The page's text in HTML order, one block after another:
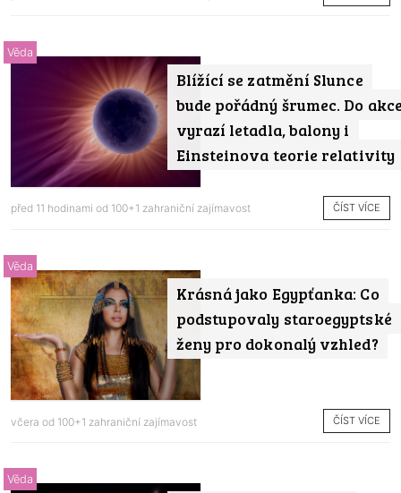
Blížící se zatmění Slunce
bude pořádný šrumec. Do
vyrazí letadla, balony i
Einsteinova teorie relativity
Věda
před 11 hodinami od 100+1 zahraniční zajímavost ČÍST VÍCE
Krásná jako Egypťanka: Co
podstupovaly staroegyptské
ženy pro dokonalý vzhled?
Věda
včera od 100+1 zahraniční zajímavost ČÍST VÍCE
Věda